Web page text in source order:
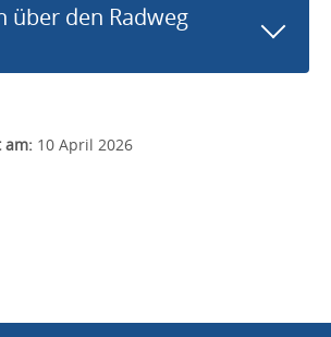
über den Radweg
am: 10 April 2026